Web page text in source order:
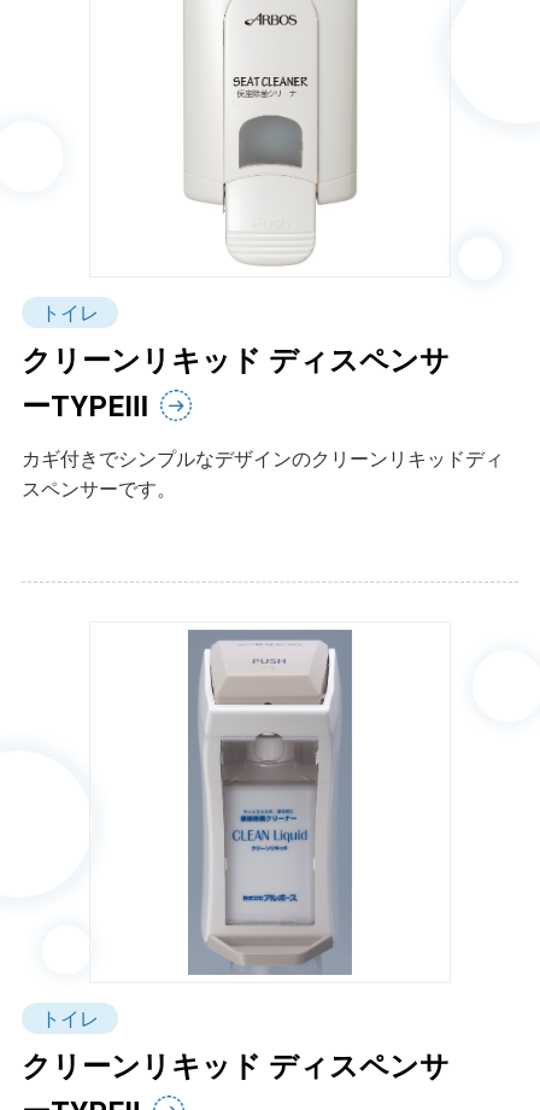
トイレ
クリーンリキッド ディスペンサ
ーTYPEⅢ
カギ付きでシンプルなデザインのクリーンリキッドディ
スペンサーです。
トイレ
クリーンリキッド ディスペンサ